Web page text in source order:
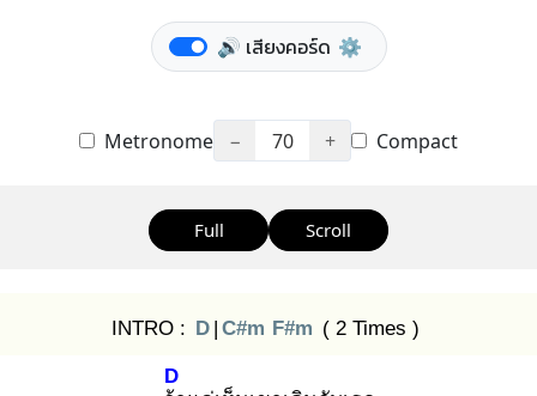
🔊 เสียงคอร์ด ⚙️
Metronome − 70 + Compact
Full Scroll
INTRO : D | C#m F#m ( 2 Times )
D